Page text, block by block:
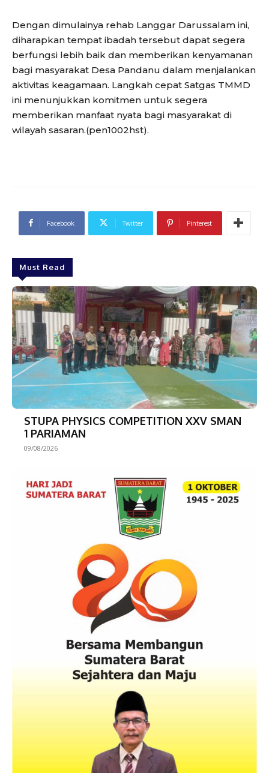
Dengan dimulainya rehab Langgar Darussalam ini,
diharapkan tempat ibadah tersebut dapat segera
berfungsi lebih baik dan memberikan kenyamanan
bagi masyarakat Desa Pandanu dalam menjalankan
aktivitas keagamaan. Langkah cepat Satgas TMMD
ini menunjukkan komitmen untuk segera
memberikan manfaat nyata bagi masyarakat di
wilayah sasaran.(pen1002hst).
Facebook Twitter Pinterest
Must Read
STUPA PHYSICS COMPETITION XXV SMAN
1 PARIAMAN
09/08/2026